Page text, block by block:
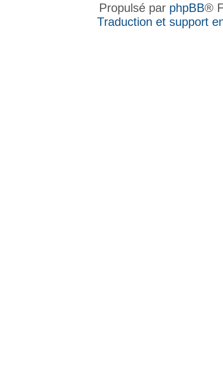
Propulsé par phpBB®
Traduction et support